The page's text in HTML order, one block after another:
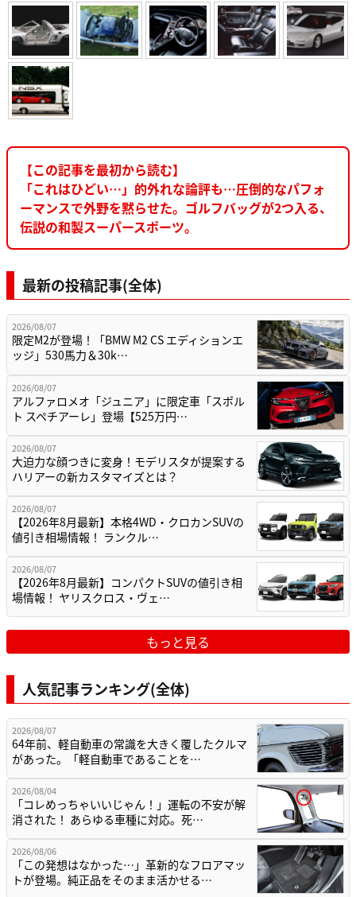
【この記事を最初から読む】
「これはひどい…」的外れな論評も…圧倒的なパフォ
ーマンスで外野を黙らせた。ゴルフバッグが2つ入る、
伝説の和製スーパースポーツ。
最新の投稿記事(全体)
2026/08/07
限定M2が登場！「BMW M2 CS エディションエ
ッジ」530馬力＆30k…
2026/08/07
アルファロメオ「ジュニア」に限定車「スポル
ト スペチアーレ」登場【525万円…
2026/08/07
大迫力な顔つきに変身！モデリスタが提案する
ハリアーの新カスタマイズとは？
2026/08/07
【2026年8月最新】本格4WD・クロカンSUVの
値引き相場情報！ ランクル…
2026/08/07
【2026年8月最新】コンパクトSUVの値引き相
場情報！ ヤリスクロス・ヴェ…
もっと見る
人気記事ランキング(全体)
2026/08/07
64年前、軽自動車の常識を大きく覆したクルマ
があった。「軽自動車であることを…
2026/08/04
「コレめっちゃいいじゃん！」運転の不安が解
消された！ あらゆる車種に対応。死…
2026/08/06
「この発想はなかった…」革新的なフロアマッ
トが登場。純正品をそのまま活かせる…